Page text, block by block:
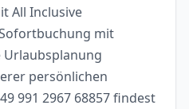
All Inclusive
mit
persönlichen
991 2967 68857 findest